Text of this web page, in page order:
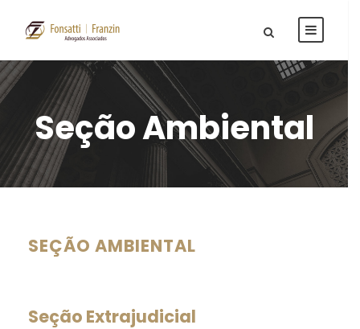
Seção Ambiental
SEÇÃO AMBIENTAL
Seção Extrajudicial